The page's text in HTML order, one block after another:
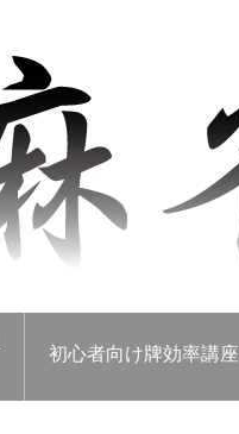
初心者向け牌効率講座